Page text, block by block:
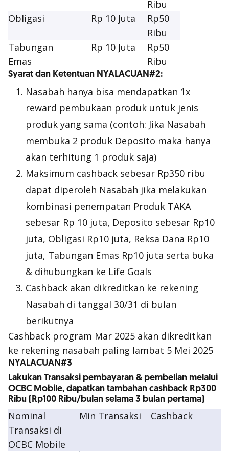
Ribu
Obligasi
Rp 10 Juta
Rp50
Ribu
Tabungan
Emas
Rp 10 Juta
Rp50
Ribu
Syarat dan Ketentuan NYALACUAN#2:
Nasabah hanya bisa mendapatkan 1x
reward pembukaan produk untuk jenis
produk yang sama (contoh: Jika Nasabah
membuka 2 produk Deposito maka hanya
akan terhitung 1 produk saja)
Maksimum cashback sebesar Rp350 ribu
dapat diperoleh Nasabah jika melakukan
kombinasi penempatan Produk TAKA
sebesar Rp 10 juta, Deposito sebesar Rp10
juta, Obligasi Rp10 juta, Reksa Dana Rp10
juta, Tabungan Emas Rp10 juta serta buka
& dihubungkan ke Life Goals
Cashback akan dikreditkan ke rekening
Nasabah di tanggal 30/31 di bulan
berikutnya
Cashback program Mar 2025 akan dikreditkan
ke rekening nasabah paling lambat 5 Mei 2025
NYALACUAN#3
Lakukan Transaksi pembayaran & pembelian melalui
OCBC Mobile, dapatkan tambahan cashback Rp300
Ribu (Rp100 Ribu/bulan selama 3 bulan pertama)
Nominal
Transaksi di
OCBC Mobile
Min Transaksi Cashback